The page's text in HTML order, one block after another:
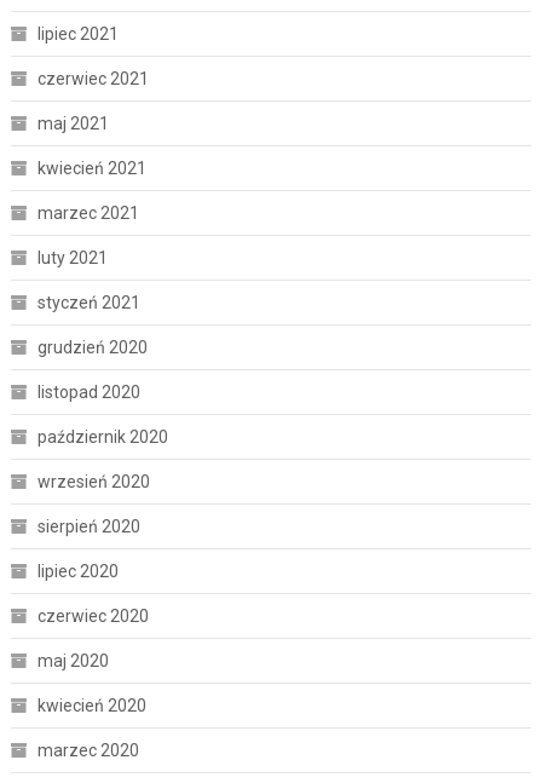
lipiec 2021
czerwiec 2021
maj 2021
kwiecień 2021
marzec 2021
luty 2021
styczeń 2021
grudzień 2020
listopad 2020
październik 2020
wrzesień 2020
sierpień 2020
lipiec 2020
czerwiec 2020
maj 2020
kwiecień 2020
marzec 2020